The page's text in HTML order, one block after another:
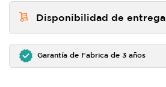
Disponibilidad de entrega
Garantía de Fabrica de 3 años